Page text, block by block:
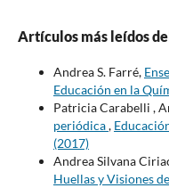
Artículos más leídos
Andrea S. Farré,
Educación en la
Patricia Carabelli ,
periódica,
(2017)
Andrea Silvana
Huellas y Visiones